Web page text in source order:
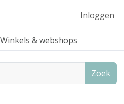
Inloggen
Winkels & webshops
Zoek